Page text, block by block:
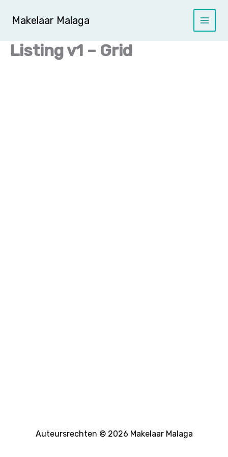
naar
inhoud
Makelaar Malaga
Listing v1 – Grid
Auteursrechten © 2026 Makelaar Malaga